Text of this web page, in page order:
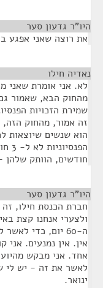
היו"ר גדעון סער
את רוצה שאני אפגע
נאדיה חילו
לא. אני אומרת
מהחוק הבא, שאמור
שמירת הזכויות
זה אמור, מהחוק
הוא שנשים שיוצאות
חודשים, הוותק
היו"ר גדעון סער
חברת הכנסת חילו, זה
ולצערי אנחנו קצת
ה-60 יום, כדי
אחד. אני מבקש
לאשר את זה - יש לי
ינואר.